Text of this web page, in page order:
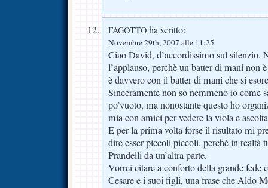
FAGOTTO ha scritto:
Novembre 29th, 2007 alle 11:25
Ciao David, d’accordissimo sul silenzio.
l’applauso, perchè un batter di mani non
è davvero con il batter di mani che si
Sinceramente non so nemmeno io come
po’vuoto, ma nonostante questo ho
mia con amici per vedere la viola e
E per la prima volta forse il risultato mi
dire esser piccoli piccoli, perchè in realtà
Prandelli da un’altra parte.
Vorrei citare a conforto della grande fede
Cesare e i suoi figli, una frase che Aldo